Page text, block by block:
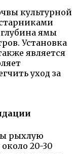
культурной
глубина ямы
Установка
является
уход за
рыхлую
20-30